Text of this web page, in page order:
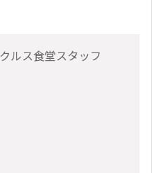
ルス食堂スタッフ